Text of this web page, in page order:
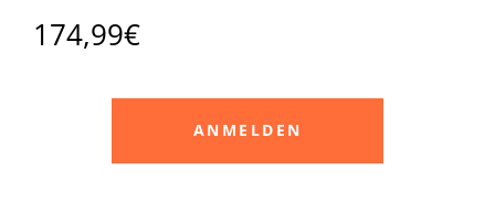
174,99€
ANMELDEN